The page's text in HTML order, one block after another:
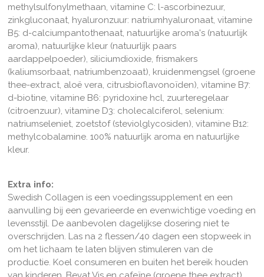
methylsulfonylmethaan, vitamine C: l-ascorbinezuur,
zinkgluconaat, hyaluronzuur: natriumhyaluronaat, vitamine
B5: d-calciumpantothenaat, natuurlijke aroma's (natuurlijk
aroma), natuurlijke kleur (natuurlijk paars
aardappelpoeder), siliciumdioxide, frismakers
(kaliumsorbaat, natriumbenzoaat), kruidenmengsel (groene
thee-extract, aloë vera, citrusbioflavonoïden), vitamine B7:
d-biotine, vitamine B6: pyridoxine hcl, zuurteregelaar
(citroenzuur), vitamine D3: cholecalciferol, selenium:
natriumseleniet, zoetstof (steviolglycosiden), vitamine B12:
methylcobalamine. 100% natuurlijk aroma en natuurlijke
kleur.
Extra info:
Swedish Collagen is een voedingssupplement en een
aanvulling bij een gevarieerde en evenwichtige voeding en
levensstijl. De aanbevolen dagelijkse dosering niet te
overschrijden. Las na 2 flessen/40 dagen een stopweek in
om het lichaam te laten blijven stimuleren van de
productie. Koel consumeren en buiten het bereik houden